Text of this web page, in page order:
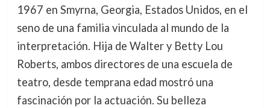
1967 en Smyrna, Georgia, Estados Unidos, en el
seno de una familia vinculada al mundo de la
interpretación. Hija de Walter y Betty Lou
Roberts, ambos directores de una escuela de
teatro, desde temprana edad mostró una
fascinación por la actuación. Su belleza